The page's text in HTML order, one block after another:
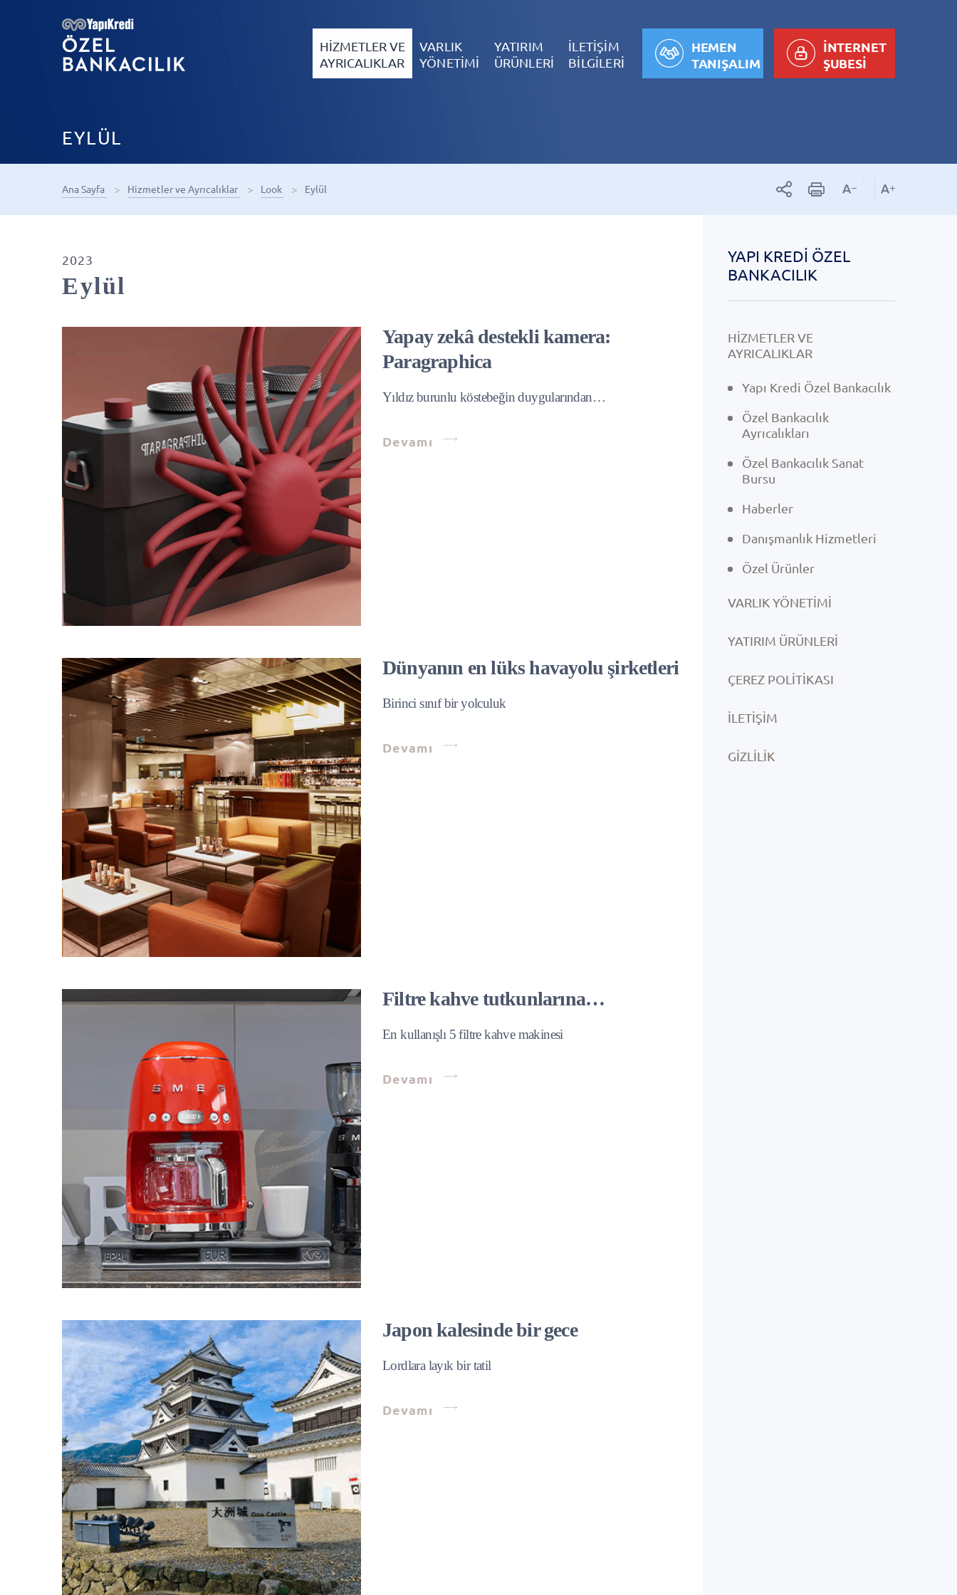
HİZMETLER VE
AYRICALIKLAR
VARLIK
YÖNETİMİ
YATIRIM
ÜRÜNLERİ
İLETİŞİM
BİLGİLERİ
İNTERNET
ŞUBESİ
HEMEN
TANIŞALIM
EYLÜL
Ana Sayfa Hizmetler ve Ayrıcalıklar Look Eylül
2023
Eylül
Yapay zekâ destekli kamera:
Paragraphica
Yıldız burunlu köstebeğin duygularından…
Devamı
Dünyanın en lüks havayolu şirketleri
Birinci sınıf bir yolculuk
Devamı
Filtre kahve tutkunlarına…
En kullanışlı 5 filtre kahve makinesi
Devamı
Japon kalesinde bir gece
Lordlara layık bir tatil
Devamı
YAPI KREDI ÖZEL
BANKACILIK
HİZMETLER VE
AYRICALIKLAR
Yapı Kredi Özel Bankacılık
Özel Bankacılık
Ayrıcalıkları
Özel Bankacılık Sanat
Bursu
Haberler
Danışmanlık Hizmetleri
Özel Ürünler
VARLIK YÖNETIMI
YATIRIM ÜRÜNLERI
ÇEREZ POLITIKASI
İLETIŞIM
GIZLILIK